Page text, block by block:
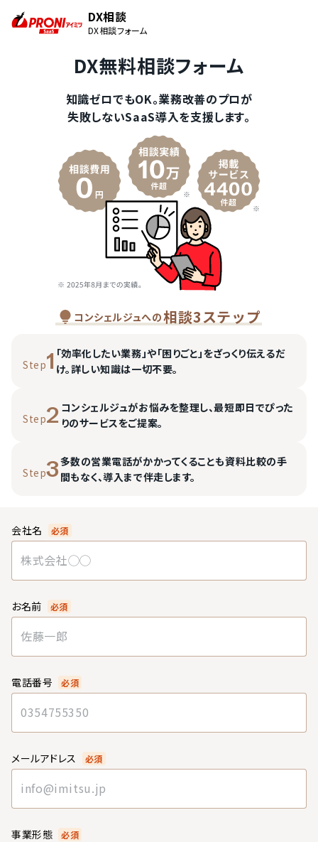
DX相談
DX相談フォーム
DX無料相談フォーム
知識ゼロでもOK。業務改善のプロが
失敗しないSaaS導入を支援します。
コンシェルジュへの相談3ステップ
Step1 「効率化したい業務」や「困りごと」をざっくり伝えるだ
け。詳しい知識は一切不要。
Step2 コンシェルジュがお悩みを整理し、最短即日でぴった
りのサービスをご提案。
Step3多数の営業電話がかかってくることも資料比較の手
間もなく、導入まで伴走します。
会社名 必須
お名前 必須
電話番号 必須
メールアドレス 必須
事業形態 必須